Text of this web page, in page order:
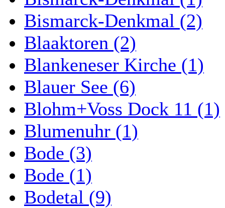
Bismarck-Denkmal (2)
Blaaktoren (2)
Blankeneser Kirche (1)
Blauer See (6)
Blohm+Voss Dock 11 (1)
Blumenuhr (1)
Bode (3)
Bode (1)
Bodetal (9)